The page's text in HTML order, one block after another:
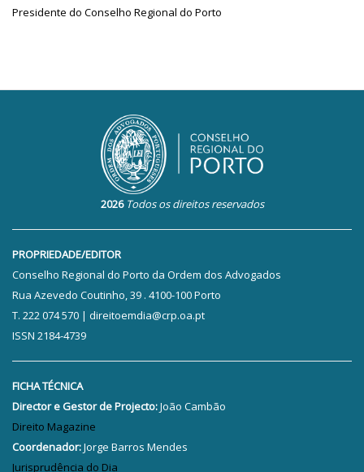
Presidente do Conselho Regional do Porto
2026 Todos os direitos reservados
PROPRIEDADE/EDITOR
Conselho Regional do Porto da Ordem dos Advogados
Rua Azevedo Coutinho, 39 . 4100-100 Porto
T. 222 074 570 | direitoemdia@crp.oa.pt
ISSN 2184-4739
FICHA TÉCNICA
Director e Gestor de Projecto:João Cambão
Direito Magazine
Coordenador:Jorge Barros Mendes
Jurisprudência do Dia